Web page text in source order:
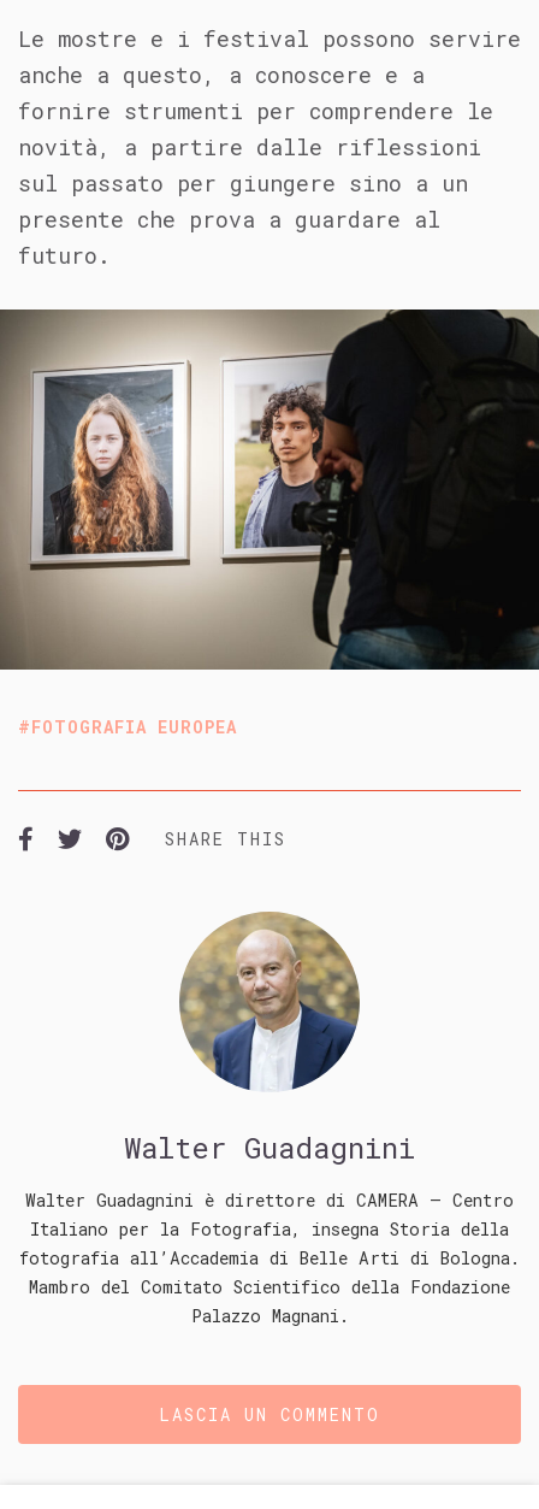
Le mostre e i festival possono servire
anche a questo, a conoscere e a
fornire strumenti per comprendere le
novità, a partire dalle riflessioni
sul passato per giungere sino a un
presente che prova a guardare al
futuro.
FOTOGRAFIA EUROPEA
SHARE THIS
Walter Guadagnini
Walter Guadagnini è direttore di CAMERA – Centro
Italiano per la Fotografia, insegna Storia della
fotografia all’Accademia di Belle Arti di Bologna.
Mambro del Comitato Scientifico della Fondazione
Palazzo Magnani.
LASCIA UN COMMENTO